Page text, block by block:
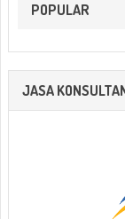
POPULAR
JASA